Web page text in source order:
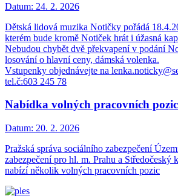
Datum: 24. 2. 2026
Dětská lidová muzika Notičky pořádá
kterém bude kromě Notiček hrát i úžasná
Nebudou chybět dvě překvapení v podání
losování o hlavní ceny, dámská volenka.
Vstupenky objednávejte na
tel.č:603 245 78
Nabídka volných pracovních pozic
Datum: 20. 2. 2026
Pražská správa sociálního zabezpečení
zabezpečení pro hl. m. Prahu a Středočeský
nabízí několik volných pracovních pozic